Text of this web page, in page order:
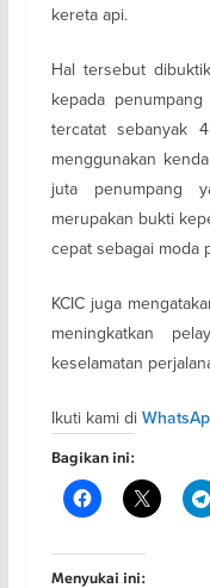
kereta api.
Hal tersebut
kepada
tercatat sebanyak
menggunakan
juta penumpang
merupakan bukti
cepat sebagai moda
KCIC juga
meningkatkan
keselamatan
Ikuti kami di
Bagikan ini:
Menyukai ini: